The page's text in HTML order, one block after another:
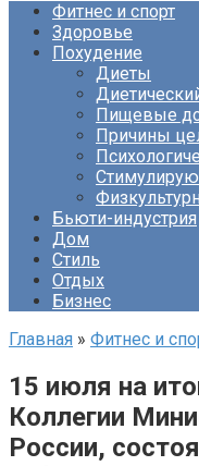
Фитнес и спорт
Здоровье
Похудение
Диеты
Пищевые
Причины
Бьюти-индустрия
Дом
Стиль
Отдых
Бизнес
Главная » Фитнес и
15 июля на
Коллегии
России,